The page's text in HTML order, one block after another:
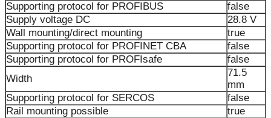
Supporting protocol for PROFIBUS
false
Supply voltage DC
28.8 V
Wall mounting/direct mounting
true
Supporting protocol for PROFINET CBA
false
Supporting protocol for PROFIsafe
false
Width
71.5
mm
Supporting protocol for SERCOS
false
Rail mounting possible
true